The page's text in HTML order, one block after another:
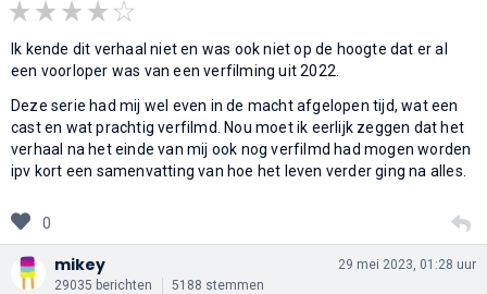
Ik kende dit verhaal niet en was ook niet op de hoogte dat er al
een voorloper was van een verfilming uit 2022.
Deze serie had mij wel even in de macht afgelopen tijd, wat een
cast en wat prachtig verfilmd. Nou moet ik eerlijk zeggen dat het
verhaal na het einde van mij ook nog verfilmd had mogen worden
ipv kort een samenvatting van hoe het leven verder ging na alles.
0
mikey
29035 berichten 5188 stemmen
29 mei 2023, 01:28 uur